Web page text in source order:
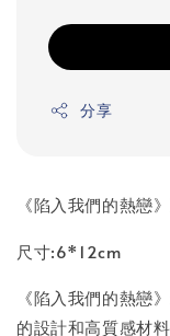
分享
《陷入我們的熱戀
尺寸:6*12cm
《陷入我們的熱戀
的設計和高質感材